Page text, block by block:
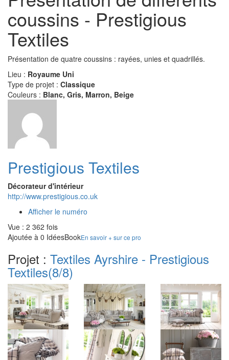
coussins - Prestigious
Textiles
Présentation de quatre coussins : rayées, unies et quadrillés.
Lieu : Royaume Uni
Type de projet : Classique
Couleurs : Blanc, Gris, Marron, Beige
Prestigious Textiles
Décorateur d'intérieur
http://www.prestigious.co.uk
Afficher le numéro
Vue : 2 362 fois
Ajoutée à 0 IdéesBookEn savoir + sur ce pro
Projet : Textiles Ayrshire - Prestigious
Textiles(8/8)